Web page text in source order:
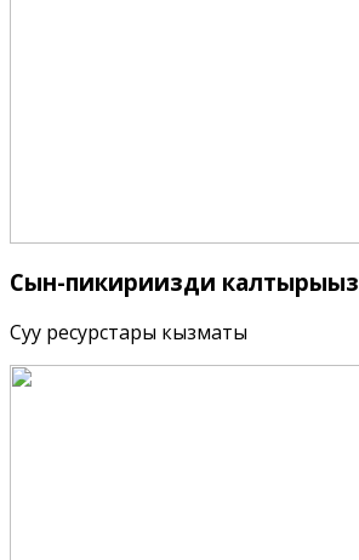
Сын-пикириңизди калтырыңыз
Суу ресурстары кызматы